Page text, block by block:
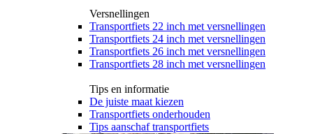
Versnellingen
Transportfiets 22 inch met versnellingen
Transportfiets 24 inch met versnellingen
Transportfiets 26 inch met versnellingen
Transportfiets 28 inch met versnellingen
Tips en informatie
De juiste maat kiezen
Transportfiets onderhouden
Tips aanschaf transportfiets